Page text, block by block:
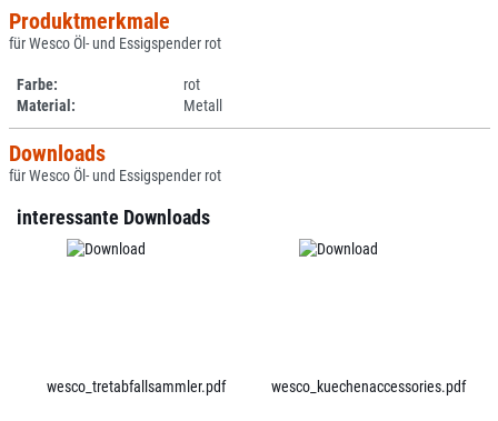
Produktmerkmale
für Wesco Öl- und Essigspender rot
Farbe:
rot
Material:
Metall
Downloads
für Wesco Öl- und Essigspender rot
interessante Downloads
wesco_tretabfallsammler.pdf wesco_kuechenaccessories.pdf